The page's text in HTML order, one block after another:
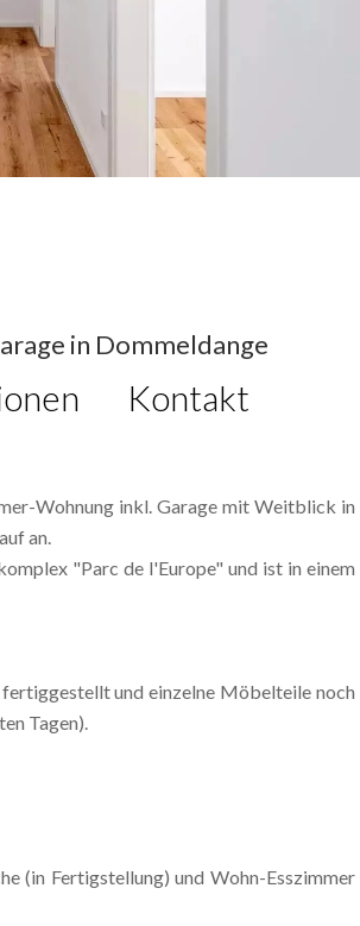
in Dommeldange
Kontakt
Wohnung inkl. Garage mit Weitblick in
an.
"Parc de l'Europe" und ist in einem
und einzelne Möbelteile noch
Tagen).
(in Fertigstellung) und Wohn-Esszimmer